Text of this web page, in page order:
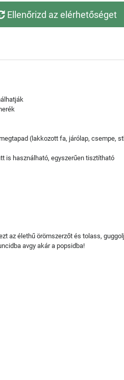
Ellenőrizd az elérhetőséget
(lakkozott fa, járólap, csempe,
is használható, egyszerűen tisztítható
az élethű örömszerzőt és tolass,
avgy akár a popsidba!